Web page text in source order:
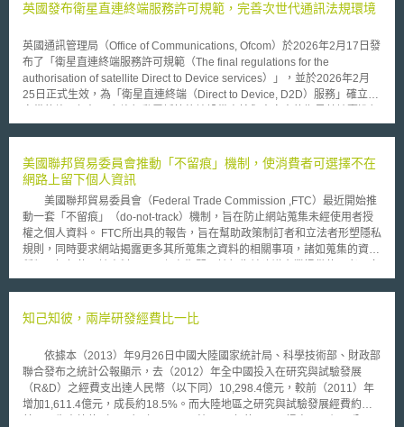
英國發布衛星直連終端服務許可規範，完善次世代通訊法規環境
英國通訊管理局（Office of Communications, Ofcom）於2026年2月17日發
布了「衛星直連終端服務許可規範（The final regulations for the
authorisation of satellite Direct to Device services）」，並於2026年2月
25日正式生效，為「衛星直連終端（Direct to Device, D2D）服務」確立了
通訊。 過去，衛星通訊服務需要透過專用的衛星電話終端在特定的衛星通
用既有的行動通訊頻段。 在終端設備方面，Ofcom 免除一般消費者的行動
裝置在使用 D2D 服務時的個別執照授權要求；而在服務端，行動通訊業者
僅需向Ofcom申請變更既有的無線電頻率執照，履行相關的干擾防制標準與
協調義務，即可使用既有行動通訊頻率提供D2D服務，目前Telefonica
UK（VMO2）已率先獲准此項變更（與 Starlink 合作）。未來，Ofcom也能
透過修訂開放頻段拓展適用範圍，目前開放的是1710.1-1715.9 MHz與
1805.1-1810.9 MHz頻段。而為降低衛星與地面通訊共用頻率的干擾風險，
5G）與 30 dBm（2G）的總輻射功率限制。 本次變革對行動通訊服務的發
環境極端等地面基地臺建設成本過於高昂的偏遠地區近一步拓展涵蓋，有機
的跨界投資與創新，為衛星通訊服務提供公平競爭的市場環境，進而帶動整
體行動通訊產業的升級。 對民眾而言，D2D 服務的導入更是強化國家通訊
韌性的關鍵，除確保偏遠地區享有基本的語音、簡訊與數據通訊服務，在地
面基地臺因遭遇災害而癱瘓失效時，D2D 服務能發揮關鍵的備援功能，維
持通訊服務的可用性，也為全域連結、地星整合的次世代行動網路（6G）
美國聯邦貿易委員會推動「不留痕」機制，使消費者可選擇不在
網路上留下個人資訊
美國聯邦貿易委員會（Federal Trade Commission ,FTC）最近開始推
動一套「不留痕」（do-not-track）機制，旨在防止網站蒐集未經使用者授
權之個人資料。 FTC所出具的報告，旨在幫助政策制訂者和立法者形塑隱私
規則，同時要求網站揭露更多其所蒐集之資料的相關事項，諸如蒐集的資料
拒絕被蒐集資料的退出選擇方案。 FTC主席Jon Leibowitz在最近的記
商、社群網站或是搜尋引擎運用。FTC當局的建議由五人所組成的委員會無
均建基於個人資料的使用上，因此此建議亦同時考量到該等業者之利益平
衡，至2011年1月31日前持續蒐集業者之意見。Leibowitz表示，FTC希望
確保新興成長的資訊市場是建立在促進隱私、透明、商業革新和消費者選擇
的框架上，而這也是多數美國民眾所希望的。」 此一「不留痕」機制
是參照FTC另外一套受歡迎的「勿來電」機制，也就是將電話號碼註冊在一
知己知彼，兩岸研發經費比一比
依據本（2013）年9月26日中國大陸國家統計局、科學技術部、財政部
聯合發布之統計公報顯示，去（2012）年全中國投入在研究與試驗發展
（R&D）之經費支出達人民幣（以下同）10,298.4億元，較前（2011）年
增加1,611.4億元，成長約18.5%。而大陸地區之研究與試驗發展經費約佔